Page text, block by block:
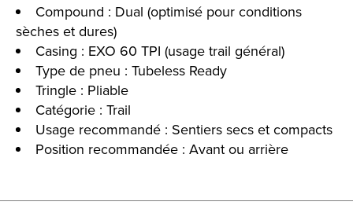
Compound : Dual (optimisé pour conditions
sèches et dures)
Casing : EXO 60 TPI (usage trail général)
Type de pneu : Tubeless Ready
Tringle : Pliable
Catégorie : Trail
Usage recommandé : Sentiers secs et compacts
Position recommandée : Avant ou arrière